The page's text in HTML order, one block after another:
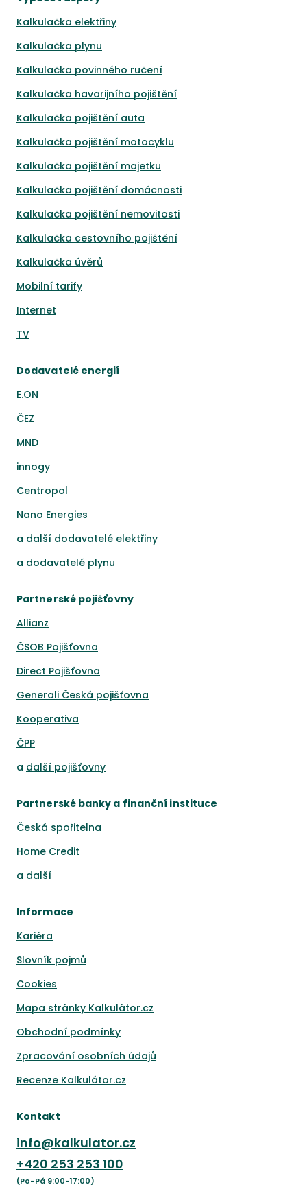
Kalkulačka elektřiny
Kalkulačka plynu
Kalkulačka povinného ručení
Kalkulačka havarijního pojištění
Kalkulačka pojištění auta
Kalkulačka pojištění motocyklu
Kalkulačka pojištění majetku
Kalkulačka pojištění domácnosti
Kalkulačka pojištění nemovitosti
Kalkulačka cestovního pojištění
Kalkulačka úvěrů
Mobilní tarify
Internet
TV
Dodavatelé energií
E.ON
ČEZ
MND
innogy
Centropol
Nano Energies
a další dodavatelé elektřiny
a dodavatelé plynu
Partnerské pojišťovny
Allianz
ČSOB Pojišťovna
Direct Pojišťovna
Generali Česká pojišťovna
Kooperativa
ČPP
a další pojišťovny
Partnerské banky a finanční instituce
Česká spořitelna
Home Credit
a další
Informace
Kariéra
Slovník pojmů
Cookies
Mapa stránky Kalkulátor.cz
Obchodní podmínky
Zpracování osobních údajů
Recenze Kalkulátor.cz
Kontakt
info@kalkulator.cz
+420 253 253 100
(Po-Pá 9:00-17:00)